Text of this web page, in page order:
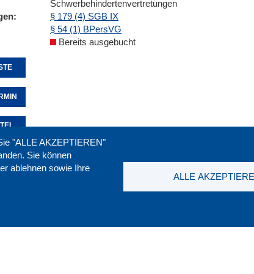
Schwerbehindertenvertretungen
§ 179 (4) SGB IX
§ 54 (1) BPersVG
Bereits ausgebucht
"ALLE AKZEPTIEREN"
Sie können
ablehnen sowie Ihre
ALLE drucken: